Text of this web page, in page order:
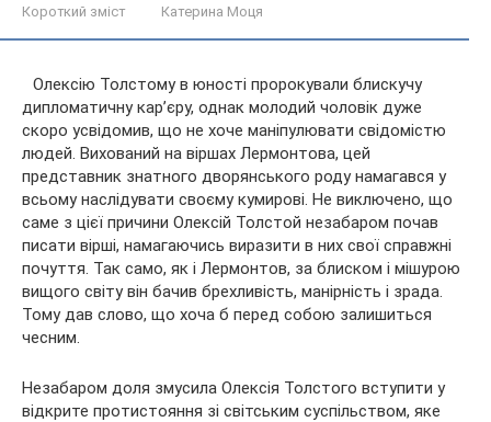
Короткий зміст Катерина Моця
Олексію Толстому в юності пророкували блискучу
дипломатичну кар’єру, однак молодий чоловік дуже
скоро усвідомив, що не хоче маніпулювати свідомістю
людей. Вихований на віршах Лермонтова, цей
представник знатного дворянського роду намагався у
всьому наслідувати своємукумирові. Не виключено, що
саме з цієї причини Олексій Толстой незабаром почав
писати вірші, намагаючись виразити в них свої справжні
почуття. Так само, як і Лермонтов, за блиском і мішурою
вищого світу він бачив брехливість, манірність і зрада.
Тому дав слово, що хоча б перед собою залишиться
чесним.
Незабаром доля змусила Олексія Толстого вступити у
відкрите протистояння зі світським суспільством, яке